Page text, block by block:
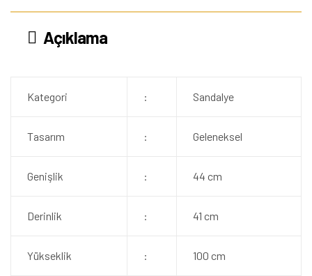
Açıklama
Kategori : Sandalye
Tasarım : Geleneksel
Genişlik : 44 cm
Derinlik : 41 cm
Yükseklik : 100 cm